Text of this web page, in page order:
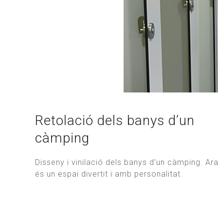
Retolació dels banys d’un
càmping
Disseny i vinilació dels banys d’un càmping. Ara
és un espai divertit i amb personalitat.